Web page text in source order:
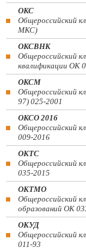
ОКС
Общероссийский
МКС)
ОКСВНК
Общероссийский
квалификации ОК
ОКСМ
Общероссийский
97) 025-2001
ОКСО 2016
Общероссийский
009-2016
ОКТС
Общероссийский
035-2015
ОКТМО
Общероссийский
образований ОК
ОКУД
Общероссийский
011-93